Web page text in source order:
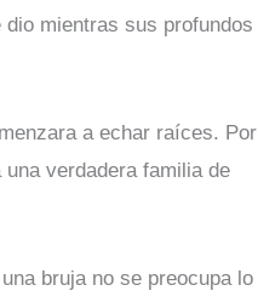
mientras sus profundos
a echar raíces. Por
verdadera familia de
bruja no se preocupa lo